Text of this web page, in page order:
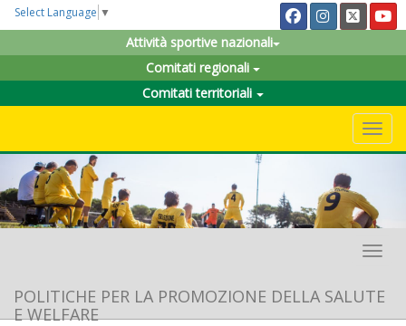
Select Language ▼
Attività sportive nazionali
Comitati regionali
Comitati territoriali
POLITICHE PER LA PROMOZIONE DELLA SALUTE
E WELFARE